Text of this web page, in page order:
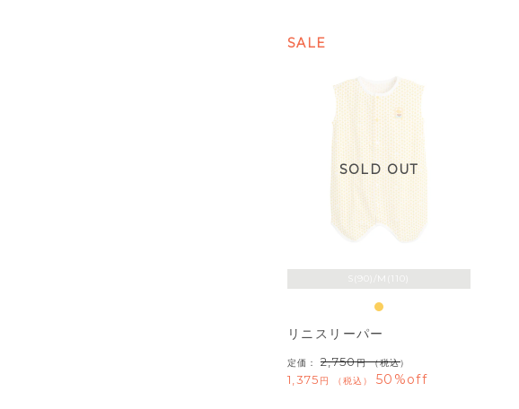
S(90)/M(110)
SOLD OUT
SALE
リニスリーパー
定価： 2,750 （税込）
1,375 税込 50%off